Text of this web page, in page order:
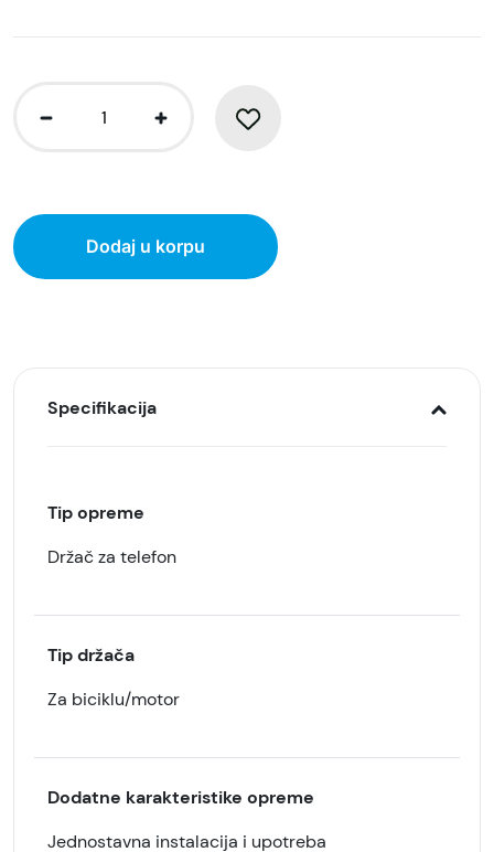
Dodaj u korpu
Specifikacija
Tip opreme
Držač za telefon
Tip držača
Za biciklu/motor
Dodatne karakteristike opreme
Jednostavna instalacija i upotreba